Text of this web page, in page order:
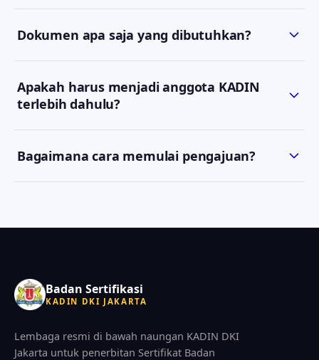
kelengkapan dokumen. Tim kami akan
Dokumen apa saja yang dibutuhkan?
Anda menghubungi kami via WhatsApp, kami akan
mengirimkan daftar dokumen yang sesuai.
Apakah harus menjadi anggota KADIN
terlebih dahulu?
menjadi salah satu prasyarat pengajuan SBU. Tim
Bagaimana cara memulai pengajuan?
dipungut biaya, dan tim kami akan memandu
Badan Sertifikasi
KADIN DKI JAKARTA
Lembaga resmi di bawah naungan KADIN DKI
Jakarta untuk penerbitan Sertifikat Badan